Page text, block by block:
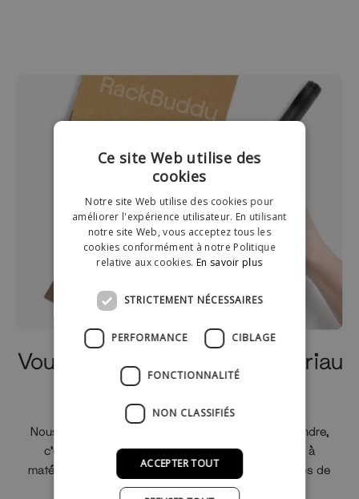
Vous ne savez pas quel matériau
choisir?
Nous savons que c'est une décision difficile à prendre,
c'est pourquoi nous avons créé une petite boîte à
matériaux qui contient les échantillons de nos types de
bois et de tuyaux.
Ce site Web utilise des
cookies
Notre site Web utilise des cookies pour
améliorer l'expérience utilisateur. En utilisant
notre site Web, vous acceptez tous les
cookies conformément à notre Politique
relative aux cookies.En savoir plus
STRICTEMENT NÉCESSAIRES
PERFORMANCE CIBLAGE
FONCTIONNALITÉ
NON CLASSIFIÉS
ACCEPTER TOUT